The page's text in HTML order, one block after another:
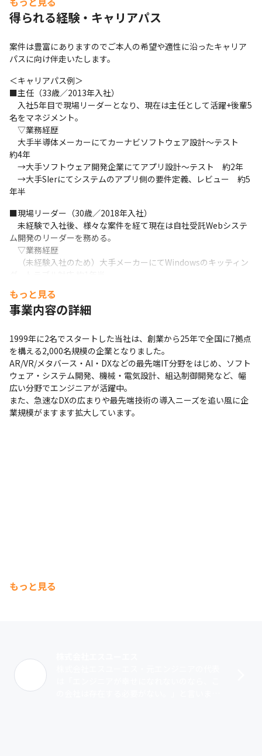
得られる経験・キャリアパス
案件は豊富にありますのでご本人の希望や適性に沿ったキャリア
パスに向け伴走いたします。
＜キャリアパス例＞
■主任（33歳／2013年入社）
入社5年目で現場リーダーとなり、現在は主任として活躍+後輩5
名をマネジメント。
▽業務経歴
大手半導体メーカーにてカーナビソフトウェア設計～テスト
約4年
→大手ソフトウェア開発企業にてアプリ設計～テスト　約2年
→大手SIerにてシステムのアプリ側の要件定義、レビュー　約5
年半
■現場リーダー（30歳／2018年入社）
未経験で入社後、様々な案件を経て現在は自社受託Webシステ
ム開発のリーダーを務める。
▽業務経歴
（未経験入社のため）大手メーカーにてWindowsのキッティン
→大手システム会社にて業務系システムの開発、改修、保守
約2年7か月
もっと見る
事業内容の詳細
1999年に2名でスタートした当社は、創業から25年で全国に7拠点
を構える2,000名規模の企業となりました。
AR/VR/メタバース・AI・DXなどの最先端IT分野をはじめ、ソフト
ウェア・システム開発、機械・電気設計、組込制御開発など、幅
広い分野でエンジニアが活躍中。
また、急速なDXの広まりや最先端技術の導入ニーズを追い風に企
業規模がますます拡大しています。
もっと見る